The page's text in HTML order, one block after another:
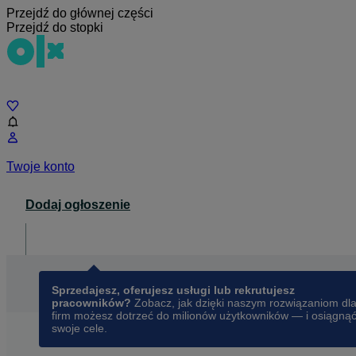
Przejdź do głównej części
Przejdź do stopki
Twoje konto
Dodaj ogłoszenie
Sprzedajesz, oferujesz usługi lub rekrutujesz
pracowników? Zobacz, jak dzięki naszym rozwiązaniom dla
firm możesz dotrzeć do milionów użytkowników — i osiągnąć
swoje cele.